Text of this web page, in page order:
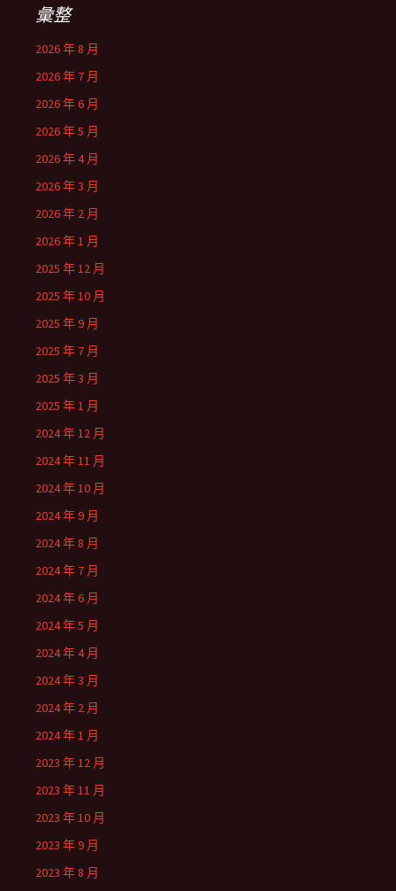
彙整
2026 年 8 月
2026 年 7 月
2026 年 6 月
2026 年 5 月
2026 年 4 月
2026 年 3 月
2026 年 2 月
2026 年 1 月
2025 年 12 月
2025 年 10 月
2025 年 9 月
2025 年 7 月
2025 年 3 月
2025 年 1 月
2024 年 12 月
2024 年 11 月
2024 年 10 月
2024 年 9 月
2024 年 8 月
2024 年 7 月
2024 年 6 月
2024 年 5 月
2024 年 4 月
2024 年 3 月
2024 年 2 月
2024 年 1 月
2023 年 12 月
2023 年 11 月
2023 年 10 月
2023 年 9 月
2023 年 8 月